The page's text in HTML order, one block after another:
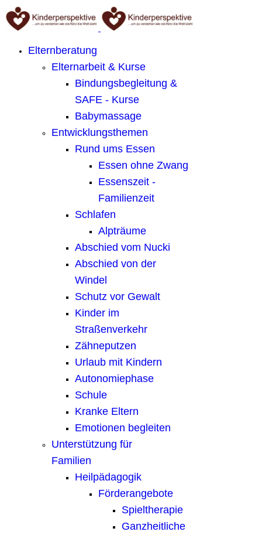
Elternberatung
Elternarbeit & Kurse
Bindungsbegleitung &
SAFE - Kurse
Babymassage
Entwicklungsthemen
Rund ums Essen
Essen ohne Zwang
Essenszeit -
Familienzeit
Schlafen
Alpträume
Abschied vom Nucki
Abschied von der
Windel
Schutz vor Gewalt
Kinder im
Straßenverkehr
Zähneputzen
Urlaub mit Kindern
Autonomiephase
Schule
Kranke Eltern
Emotionen begleiten
Unterstützung für
Familien
Heilpädagogik
Förderangebote
Spieltherapie
Ganzheitliche